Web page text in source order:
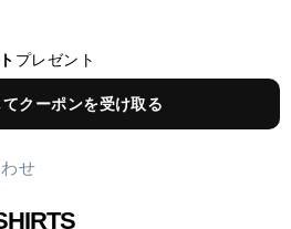
プレゼント
クーポンを受け取る
せ